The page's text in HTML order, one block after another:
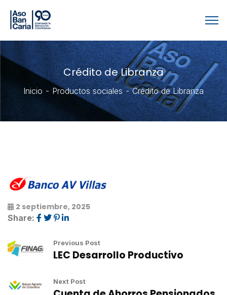
Crédito de Libranza
Inicio Productos sociales Crédito de Libranza
2 septiembre, 2025
Share:
Previous Post
LEC Desarrollo Productivo
Next Post